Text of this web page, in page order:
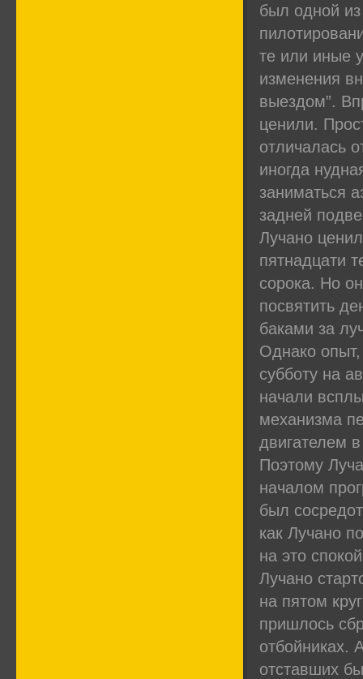
был одной из
те или иные
изменения
выездом”.
ценили.
отличалась
иногда
заниматься
задней
Лучано
пятнадцати
сорока. Но
посвятить
баками за
Однако опыт,
субботу на
начали
механизма
двигателем
Поэтому
началом
был
как Лучано
на это
Лучано
на пятом
пришлось
отбойниках.
отставших